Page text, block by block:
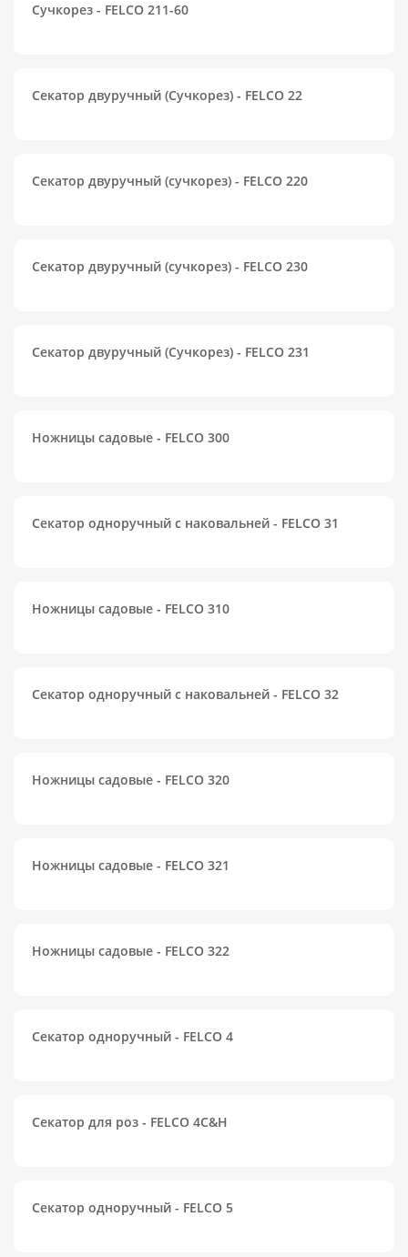
Сучкорез - FELCO 211-60
Секатор двуручный (Сучкорез) - FELCO 22
Секатор двуручный (сучкорез) - FELCO 220
Секатор двуручный (cучкорез) - FELCO 230
Секатор двуручный (Сучкорез) - FELCO 231
Ножницы садовые - FELCO 300
Секатор одноручный с наковальней - FELCO 31
Ножницы садовые - FELCO 310
Секатор одноручный с наковальней - FELCO 32
Ножницы садовые - FELCO 320
Ножницы садовые - FELCO 321
Ножницы садовые - FELCO 322
Секатор одноручный - FELCO 4
Секатор для роз - FELCO 4C&H
Секатор одноручный - FELCO 5